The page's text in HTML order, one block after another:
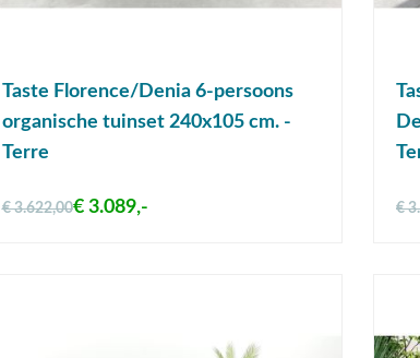
Taste Florence/Denia 6-persoons
organische tuinset 240x105 cm. -
Terre
€ 3.622,00€ 3.089,- €